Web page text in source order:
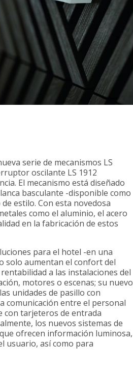
serie de mecanismos LS
oscilante LS 1912
El mecanismo está diseñado
basculante -disponible como
estilo. Con esta novedosa
como el aluminio, el acero
en la fabricación de estos
para el hotel -en una
solo aumentan el confort del
a las instalaciones del
motores o escenas; su nuevo
unidades de pasillo con
comunicación entre el personal
con tarjeteros de entrada
los nuevos sistemas de
ofrecen información luminosa,
usuario, así como para